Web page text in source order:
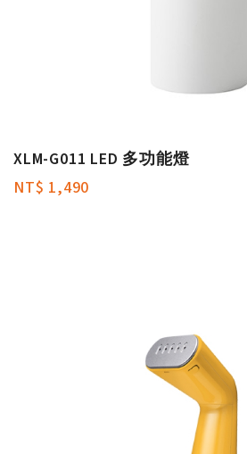
XLM-G011 LED 多功能燈
NT$ 1,490